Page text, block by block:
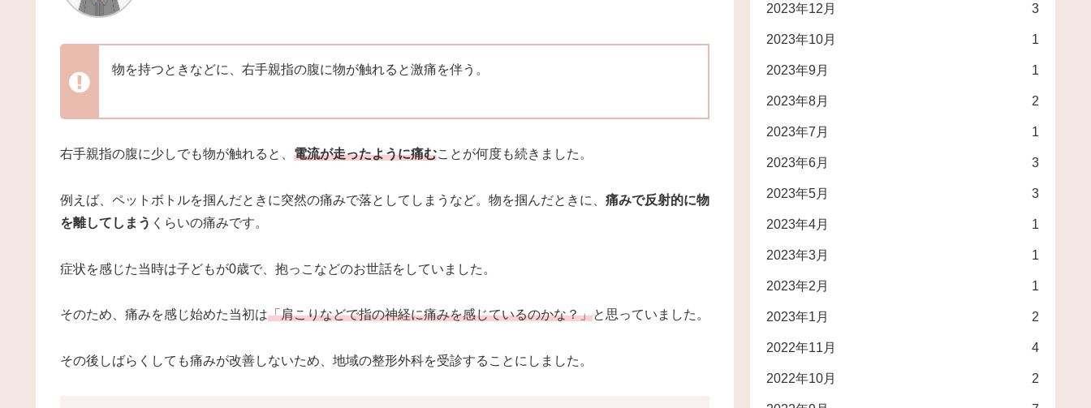
物を持つときなどに、右手親指の腹に物が触れると激痛を伴う。
右手親指の腹に少しでも物が触れると、 電流が走ったように痛むことが何度も続きました。
例えば、ペットボトルを掴んだときに突然の痛みで落としてしまうなど。物を掴んだときに、 痛みで反射的に物
を離してしまう くらいの痛みです。
症状を感じた当時は子どもが0歳で、抱っこなどのお世話をしていました。
そのため、痛みを感じ始めた当初は「肩こりなどで指の神経に痛みを感じているのかな？」と思っていました。
その後しばらくしても痛みが改善しないため、地域の整形外科を受診することにしました。
2023年12月 3
2023年10月 1
2023年9月 1
2023年8月 2
2023年7月 1
2023年6月 3
2023年5月 3
2023年4月 1
2023年3月 1
2023年2月 1
2023年1月 2
2022年11月 4
2022年10月 2